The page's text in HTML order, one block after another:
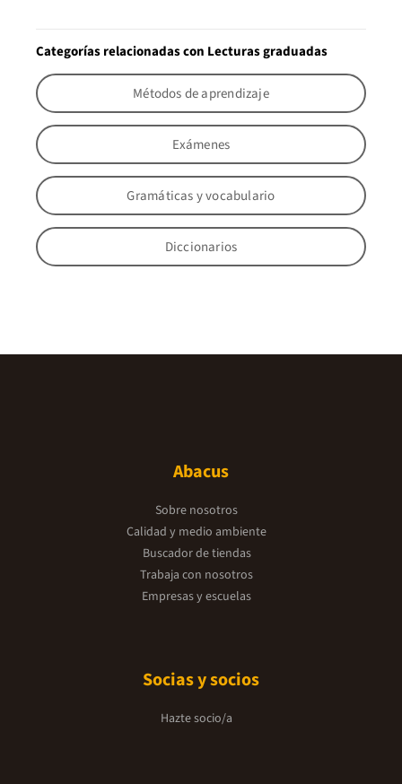
Categorías relacionadas con Lecturas graduadas
Métodos de aprendizaje
Exámenes
Gramáticas y vocabulario
Diccionarios
Abacus
Sobre nosotros
Calidad y medio ambiente
Buscador de tiendas
Trabaja con nosotros
Empresas y escuelas
Socias y socios
Hazte socio/a